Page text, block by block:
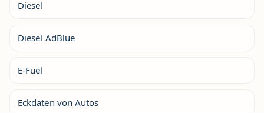
Diesel
Diesel AdBlue
E-Fuel
Eckdaten von Autos